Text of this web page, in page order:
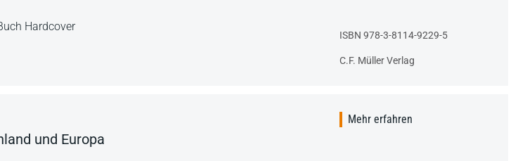
Hardcover
ISBN 978-3-8114-9229-5
C.F. Müller Verlag
und Europa
Mehr erfahren